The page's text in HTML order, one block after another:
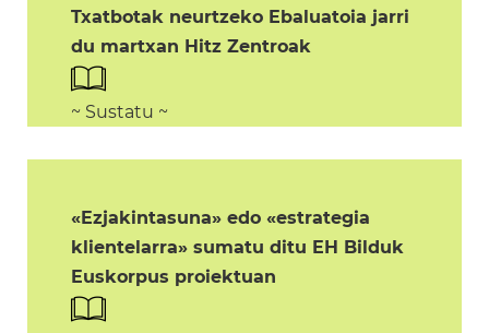
Txatbotak neurtzeko Ebaluatoia jarri
du martxan Hitz Zentroak
~ Sustatu ~
«Ezjakintasuna» edo «estrategia
klientelarra» sumatu ditu EH Bilduk
Euskorpus proiektuan